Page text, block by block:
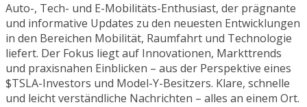
Auto-, Tech- und E-Mobilitäts-Enthusiast, der prägnante
und informative Updates zu den neuesten Entwicklungen
in den Bereichen Mobilität, Raumfahrt und Technologie
liefert. Der Fokus liegt auf Innovationen, Markttrends
und praxisnahen Einblicken – aus der Perspektive eines
$TSLA-Investors und Model-Y-Besitzers. Klare, schnelle
und leicht verständliche Nachrichten – alles an einem Ort.